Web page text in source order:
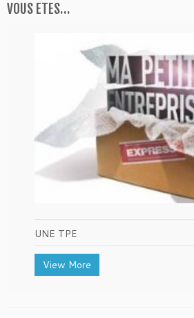
VOUS ETES…
UNE TPE
View More